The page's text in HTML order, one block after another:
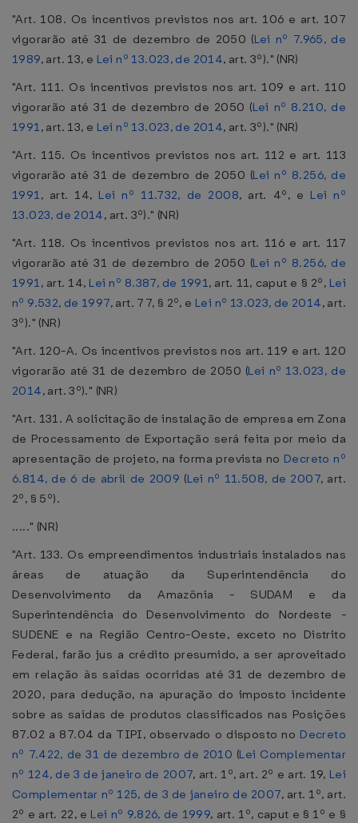
"Art. 108. Os incentivos previstos nos art. 106 e art. 107
vigorarão até 31 de dezembro de 2050 (Lei nº 7.965, de
1989, art. 13, e Lei nº 13.023, de 2014, art. 3º)." (NR)
"Art. 111. Os incentivos previstos nos art. 109 e art. 110
vigorarão até 31 de dezembro de 2050 (Lei nº 8.210, de
1991, art. 13, e Lei nº 13.023, de 2014, art. 3º)." (NR)
"Art. 115. Os incentivos previstos nos art. 112 e art. 113
vigorarão até 31 de dezembro de 2050 (Lei nº 8.256, de
1991, art. 14, Lei nº 11.732, de 2008, art. 4º, e Lei nº
13.023, de 2014, art. 3º)." (NR)
"Art. 118. Os incentivos previstos nos art. 116 e art. 117
vigorarão até 31 de dezembro de 2050 (Lei nº 8.256, de
1991, art. 14, Lei nº 8.387, de 1991, art. 11, caput e § 2º, Lei
nº 9.532, de 1997, art. 77, § 2º, e Lei nº 13.023, de 2014, art.
3º)." (NR)
"Art. 120-A. Os incentivos previstos nos art. 119 e art. 120
vigorarão até 31 de dezembro de 2050 (Lei nº 13.023, de
2014, art. 3º)." (NR)
"Art. 131. A solicitação de instalação de empresa em Zona
de Processamento de Exportação será feita por meio da
apresentação de projeto, na forma prevista no Decreto nº
6.814, de 6 de abril de 2009 (Lei nº 11.508, de 2007, art.
2º, § 5º).
....." (NR)
"Art. 133. Os empreendimentos industriais instalados nas
áreas de atuação da Superintendência do
Desenvolvimento da Amazônia - SUDAM e da
Superintendência do Desenvolvimento do Nordeste -
SUDENE e na Região Centro-Oeste, exceto no Distrito
Federal, farão jus a crédito presumido, a ser aproveitado
em relação às saídas ocorridas até 31 de dezembro de
2020, para dedução, na apuração do imposto incidente
sobre as saídas de produtos classificados nas Posições
87.02 a 87.04 da TIPI, observado o disposto no Decreto
nº 7.422, de 31 de dezembro de 2010 (Lei Complementar
nº 124, de 3 de janeiro de 2007, art. 1º, art. 2º e art. 19, Lei
Complementar nº 125, de 3 de janeiro de 2007, art. 1º, art.
2º e art. 22, e Lei nº 9.826, de 1999, art. 1º, caput e § 1º e §